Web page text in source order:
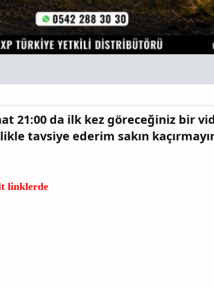
21:00 da ilk kez göreceğiniz bir
tavsiye ederim sakın
linklerde